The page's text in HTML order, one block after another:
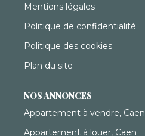
Mentions légales
Politique de confidentialité
Politique des cookies
Plan du site
NOS ANNONCES
Appartement à vendre, Caen
Appartement à louer, Caen